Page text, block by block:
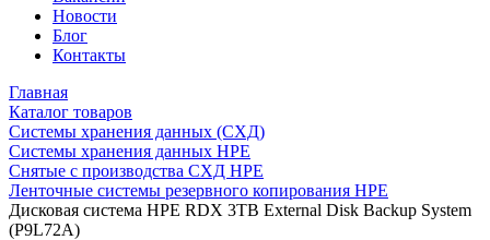
Новости
Блог
Контакты
Главная
Каталог товаров
Системы хранения данных (СХД)
Системы хранения данных HPE
Снятые с производства СХД HPE
Ленточные системы резервного копирования HPE
Дисковая система HPE RDX 3TB External Disk Backup System
(P9L72A)